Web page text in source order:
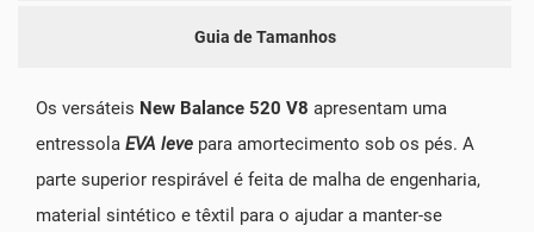
Guia de Tamanhos
Os versáteis New Balance 520 V8 apresentam uma
entressola EVA leve para amortecimento sob os pés. A
parte superior respirável é feita de malha de engenharia,
material sintético e têxtil para o ajudar a manter-se